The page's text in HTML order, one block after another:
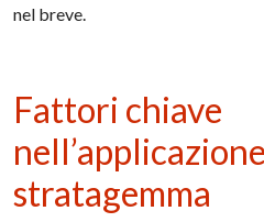
nel breve.
Fattori chiave
stratagemma